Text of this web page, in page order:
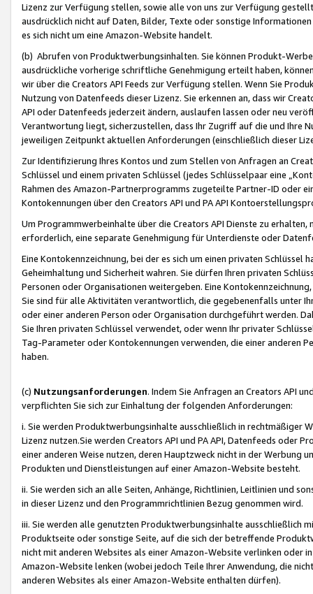
Lizenz zur Verfügung stellen, sowie alle von uns zur Verfügung
ausdrücklich nicht auf Daten, Bilder, Texte oder sonstige
es sich nicht um eine Amazon-Website handelt.
(b) Abrufen von Produktwerbungsinhalten. Sie können Produkt-
ausdrückliche vorherige schriftliche Genehmigung erteilt haben,
wir über die Creators API Feeds zur Verfügung stellen. Wenn Sie
Nutzung von Datenfeeds dieser Lizenz. Sie erkennen an, dass wir
API oder Datenfeeds jederzeit ändern, auslaufen lassen oder neu
Verantwortung liegt, sicherzustellen, dass Ihr Zugriff auf die und Ihre
jeweiligen Zeitpunkt aktuellen Anforderungen (einschließlich dieser
Zur Identifizierung Ihres Kontos und zum Stellen von Anfragen an
Schlüssel und einem privaten Schlüssel (jedes Schlüsselpaar eine
Rahmen des Amazon-Partnerprogramms zugeteilte Partner-ID oder
Kontokennungen über den Creators API und PA API
Um Programmwerbeinhalte über die Creators API Dienste zu
erforderlich, eine separate Genehmigung für Unterdienste oder
Eine Kontokennzeichnung, bei der es sich um einen privaten
Geheimhaltung und Sicherheit wahren. Sie dürfen Ihren privaten
Personen oder Organisationen weitergeben. Eine
Sie sind für alle Aktivitäten verantwortlich, die gegebenenfalls unter
oder einer anderen Person oder Organisation durchgeführt werden.
Sie Ihren privaten Schlüssel verwendet, oder wenn Ihr privater
Tag-Parameter oder Kontokennungen verwenden, die einer anderen
haben.
(c) Nutzungsanforderungen. Indem Sie Anfragen an Creators API
verpflichten Sie sich zur Einhaltung der folgenden Anforderungen:
i. Sie werden Produktwerbungsinhalte ausschließlich in rechtmäßiger
Lizenz nutzen.Sie werden Creators API und PA API, Datenfeeds oder
einer anderen Weise nutzen, deren Hauptzweck nicht in der Werbung
Produkten und Dienstleistungen auf einer Amazon-Website besteht.
ii. Sie werden sich an alle Seiten, Anhänge, Richtlinien, Leitlinien und
in dieser Lizenz und den Programmrichtlinien Bezug genommen wird.
iii. Sie werden alle genutzten Produktwerbungsinhalte ausschließlich
Produktseite oder sonstige Seite, auf die sich der betreffende
nicht mit anderen Websites als einer Amazon-Website verlinken oder
Amazon-Website lenken (wobei jedoch Teile Ihrer Anwendung, die
anderen Websites als einer Amazon-Website enthalten dürfen).